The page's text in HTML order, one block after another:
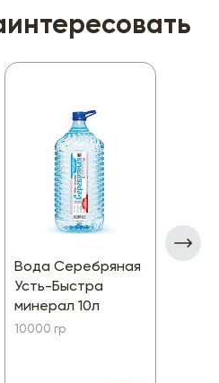
Вода Серебряная
Усть-Быстра
минерал 10л
10000 гр